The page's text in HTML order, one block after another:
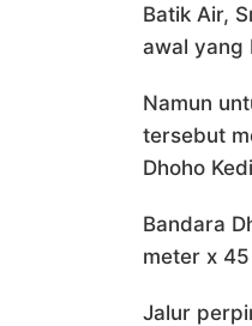
Batik Air,
awal yang
Namun
tersebut
Dhoho
Bandara
meter x
Jalur